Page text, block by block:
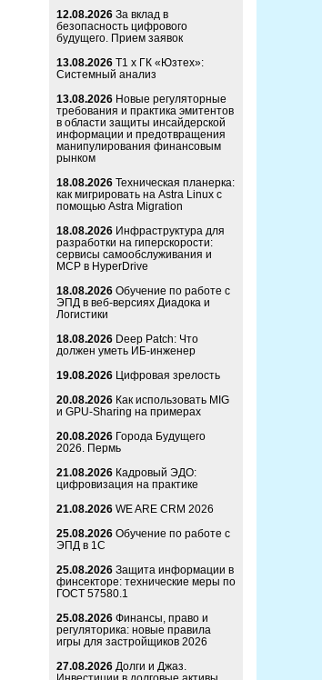
12.08.2026 За вклад в
безопасность цифрового
будущего. Прием заявок
13.08.2026 Т1 x ГК «Юзтех»:
Системный анализ
13.08.2026 Новые регуляторные
требования и практика эмитентов
в области защиты инсайдерской
информации и предотвращения
манипулирования финансовым
рынком
18.08.2026 Техническая планерка:
как мигрировать на Astra Linux с
помощью Astra Migration
18.08.2026 Инфраструктура для
разработки на гиперскорости:
сервисы самообслуживания и
MCP в HyperDrive
18.08.2026 Обучение по работе с
ЭПД в веб-версиях Диадока и
Логистики
18.08.2026 Deep Patch: Что
должен уметь ИБ-инженер
19.08.2026 Цифровая зрелость
20.08.2026 Как использовать MIG
и GPU-Sharing на примерах
20.08.2026 Города Будущего
2026. Пермь
21.08.2026 Кадровый ЭДО:
цифровизация на практике
21.08.2026 WE ARE CRM 2026
25.08.2026 Обучение по работе с
ЭПД в 1С
25.08.2026 Защита информации в
финсекторе: технические меры по
ГОСТ 57580.1
25.08.2026 Финансы, право и
регуляторика: новые правила
игры для застройщиков 2026
27.08.2026 Долги и Джаз.